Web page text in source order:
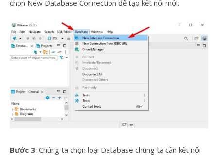
chọn New Database Connection để tạo kết nối mới.
Bước 3: Chúng ta chọn loại Database chúng ta cần kết nối